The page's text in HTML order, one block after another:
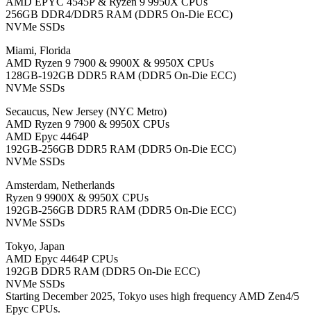
256GB DDR4/DDR5 RAM (DDR5 On-Die ECC)
NVMe SSDs
Miami, Florida
AMD Ryzen 9 7900 & 9900X & 9950X CPUs
128GB-192GB DDR5 RAM (DDR5 On-Die ECC)
NVMe SSDs
Secaucus, New Jersey (NYC Metro)
AMD Ryzen 9 7900 & 9950X CPUs
AMD Epyc 4464P
192GB-256GB DDR5 RAM (DDR5 On-Die ECC)
NVMe SSDs
Amsterdam, Netherlands
Ryzen 9 9900X & 9950X CPUs
192GB-256GB DDR5 RAM (DDR5 On-Die ECC)
NVMe SSDs
Tokyo, Japan
AMD Epyc 4464P CPUs
192GB DDR5 RAM (DDR5 On-Die ECC)
NVMe SSDs
Starting December 2025, Tokyo uses high frequency AMD Zen4/5
Epyc CPUs.